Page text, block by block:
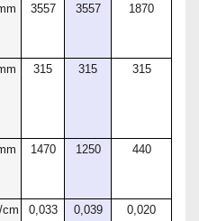
3557 3557 1870
315 315 315
1470 1250 440
0,033 0,039 0,020